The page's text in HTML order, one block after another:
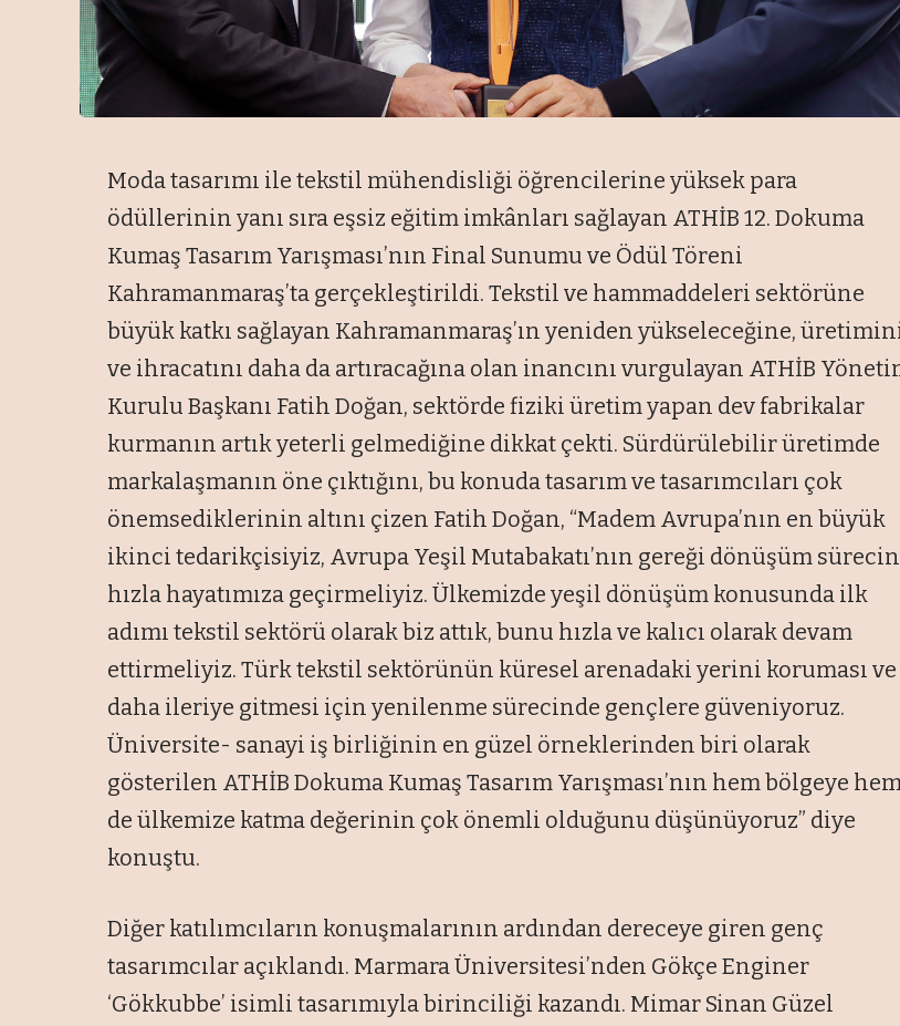
Moda tasarımı ile tekstil mühendisliği öğrencilerine yüksek para
ödüllerinin yanı sıra eşsiz eğitim imkânları sağlayan ATHİB 12. Dokuma
Kumaş Tasarım Yarışması’nın Final Sunumu ve Ödül Töreni
Kahramanmaraş’ta gerçekleştirildi. Tekstil ve hammaddeleri sektörüne
büyük katkı sağlayan Kahramanmaraş’ın yeniden yükseleceğine,
ve ihracatını daha da artıracağına olan inancını vurgulayan ATHİB
Kurulu Başkanı Fatih Doğan, sektörde fiziki üretim yapan dev fabrikalar
kurmanın artık yeterli gelmediğine dikkat çekti. Sürdürülebilir üretimde
markalaşmanın öne çıktığını, bu konuda tasarım ve tasarımcıları çok
önemsediklerinin altını çizen Fatih Doğan, “Madem Avrupa’nın en büyük
ikinci tedarikçisiyiz, Avrupa Yeşil Mutabakatı’nın gereği dönüşüm
hızla hayatımıza geçirmeliyiz. Ülkemizde yeşil dönüşüm konusunda ilk
adımı tekstil sektörü olarak biz attık, bunu hızla ve kalıcı olarak devam
ettirmeliyiz. Türk tekstil sektörünün küresel arenadaki yerini koruması ve
daha ileriye gitmesi için yenilenme sürecinde gençlere güveniyoruz.
Üniversite- sanayi iş birliğinin en güzel örneklerinden biri olarak
gösterilen ATHİB Dokuma Kumaş Tasarım Yarışması’nın hem bölgeye
de ülkemize katma değerinin çok önemli olduğunu düşünüyoruz” diye
konuştu.
Diğer katılımcıların konuşmalarının ardından dereceye giren genç
tasarımcılar açıklandı. Marmara Üniversitesi’nden Gökçe Enginer
‘Gökkubbe’ isimli tasarımıyla birinciliği kazandı. Mimar Sinan Güzel